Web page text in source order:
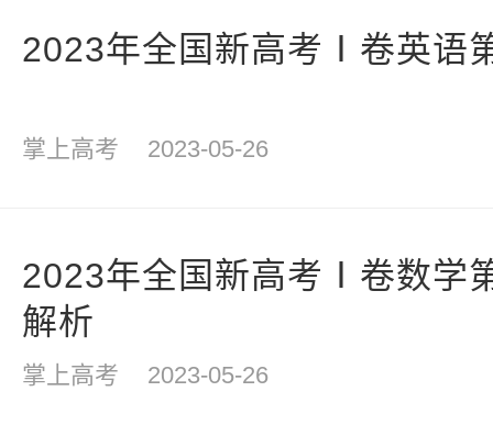
2023年全国新高考Ⅰ卷英语
掌上高考 2023-05-26
2023年全国新高考Ⅰ卷数学
解析
掌上高考 2023-05-26